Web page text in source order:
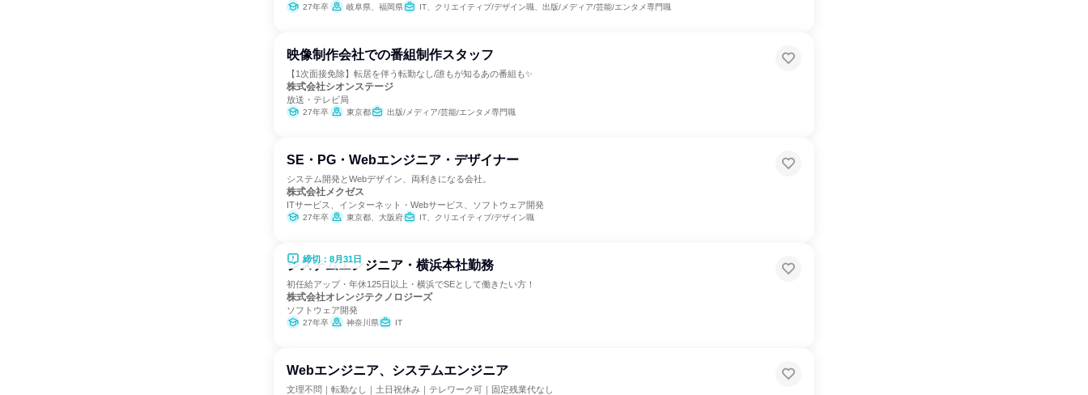
27年卒 岐阜県、福岡県 IT、クリエイティブ/デザイン職、出版/メディア/芸能/エンタメ専門職
映像制作会社での番組制作スタッフ
【1次面接免除】転居を伴う転勤なし/誰もが知るあの番組も✨
株式会社シオンステージ
放送・テレビ局
27年卒 東京都 出版/メディア/芸能/エンタメ専門職
SE・PG・Webエンジニア・デザイナー
システム開発とWebデザイン、両利きになる会社。
株式会社メクゼス
ITサービス、インターネット・Webサービス、ソフトウェア開発
27年卒 東京都、大阪府 IT、クリエイティブ/デザイン職
締切：8月31日
システムエンジニア・横浜本社勤務
初任給アップ・年休125日以上・横浜でSEとして働きたい方！
株式会社オレンジテクノロジーズ
ソフトウェア開発
27年卒 神奈川県 IT
Webエンジニア、システムエンジニア
文理不問｜転勤なし｜土日祝休み｜テレワーク可｜固定残業代なし